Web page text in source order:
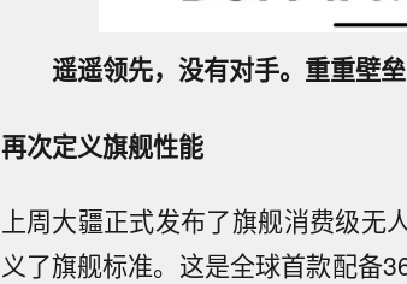
遥遥领先，没有对手。重重壁垒
再次定义旗舰性能
上周大疆正式发布了旗舰消费级
义了旗舰标准。这是全球首款配备